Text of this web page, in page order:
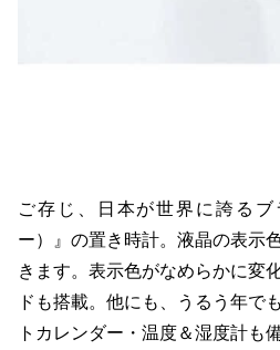
ご存じ、日本が世界に誇るブ
ー）』の置き時計。液晶の表示
きます。表示色がなめらかに変
ドも搭載。他にも、うるう年で
トカレンダー・温度＆湿度計も